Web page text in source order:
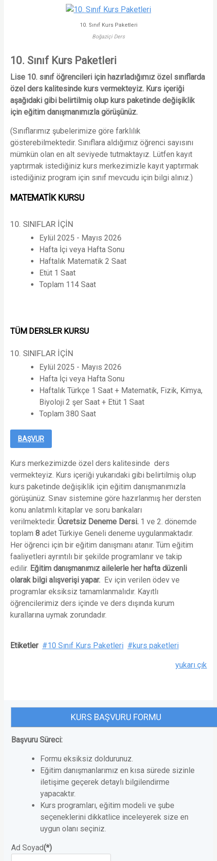
10. Sınıf Kurs Paketleri
Boğaziçi Ders
10. Sınıf Kurs Paketleri
Lise 10. sınıf öğrencileri için hazırladığımız özel sınıflarda
özel ders kalitesinde kurs vermekteyiz. Kurs içeriği
aşağıdaki gibi belirtilmiş olup kurs paketinde değişiklik
için eğitim danışmanımızla görüşünüz.
(Sınıflarımız şubelerimize göre farklılık
gösterebilmektedir. Sınıflara aldığımız öğrenci sayısını
mümkün olan en alt seviyede tutmaktayız. Lütfen kayıt
yaptırmak istediğiniz kurs merkezimizle kayıt yaptırmak
istediğiniz program için sınıf mevcudu için bilgi alınız.)
MATEMATİK KURSU
10. SINIFLAR İÇİN
Eylül 2025 - Mayıs 2026
Hafta İçi veya Hafta Sonu
Haftalık Matematik 2 Saat
Etüt 1 Saat
Toplam 114 Saat
TÜM DERSLER KURSU
10. SINIFLAR İÇİN
Eylül 2025 - Mayıs 2026
Hafta İçi veya Hafta Sonu
Haftalık Türkçe 1 Saat + Matematik, Fizik, Kimya,
Biyoloji 2 şer Saat + Etüt 1 Saat
Toplam 380 Saat
BAŞVUR
Kurs merkezimizde özel ders kalitesinde ders
vermekteyiz. Kurs içeriği yukarıdaki gibi belirtilmiş olup
kurs paketinde değişiklik için eğitim danışmanımızla
görüşünüz. Sınav sistemine göre hazırlanmış her dersten
konu anlatımlı kitaplar ve soru bankaları
verilmektedir. Ücretsiz Deneme Dersi.1 ve 2. dönemde
toplam 8adet Türkiye Geneli deneme uygulanmaktadır.
Her öğrenci için bir eğitim danışmanı atanır. Tüm eğitim
faaliyetleri ayrıntılı bir şekilde programlanır ve takip
edilir. Eğitim danışmanımız ailelerle her hafta düzenli
olarak bilgi alışverişi yapar.Ev için verilen ödev ve
programlar eksiksiz tamamlanmalıdır. Kayıtlı
öğrencilerimiz ders içinde ve ders dışında kurum
kurallarına uymak zorundadır.
Etiketler 10 Sınıf Kurs Paketleri kurs paketleri
yukarı çık
KURS BAŞVURU FORMU
Başvuru Süreci:
Formu eksiksiz doldurunuz.
Eğitim danışmanlarımız en kısa sürede sizinle
iletişime geçerek detaylı bilgilendirme
yapacaktır.
Kurs programları, eğitim modeli ve şube
seçeneklerini dikkatlice inceleyerek size en
uygun olanı seçiniz.
Ad Soyad(*)